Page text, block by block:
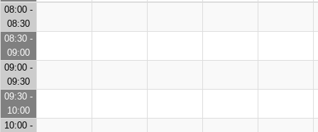
08:00 -
08:30
08:30 -
09:00
09:00 -
09:30
09:30 -
10:00
10:00 -